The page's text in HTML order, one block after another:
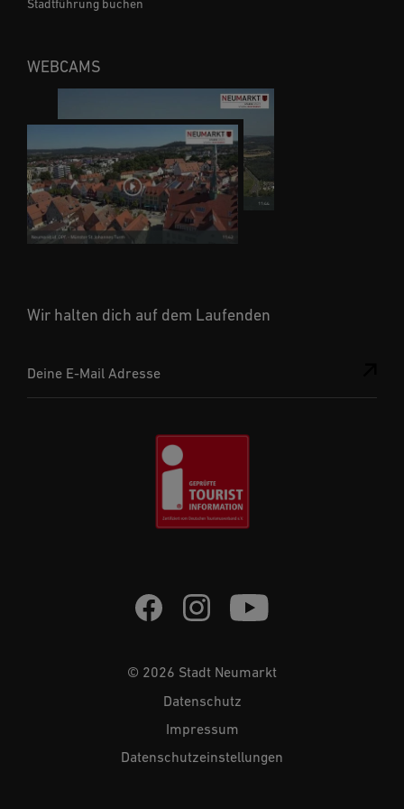
Wir halten dich auf dem Laufenden
Deine E-Mail Adresse
Stadtführung buchen
WEBCAMS
© 2026 Stadt Neumarkt
Datenschutz
Impressum
Datenschutzeinstellungen